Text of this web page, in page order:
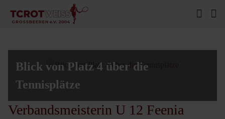
Blick von Platz 4 über die
Tennisplätze
Verbandsmeisterin U 12 Feenia